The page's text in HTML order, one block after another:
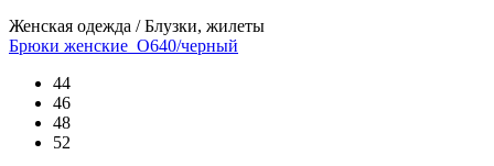
Женская одежда / Блузки, жилеты
Брюки женские_О640/черный
44
46
48
52